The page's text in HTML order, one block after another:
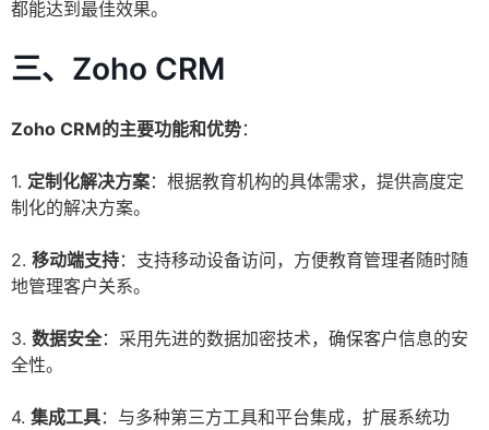
都能达到最佳效果。
三、Zoho CRM
Zoho CRM的主要功能和优势：
1. 定制化解决方案：根据教育机构的具体需求，提供高度定
制化的解决方案。
2. 移动端支持：支持移动设备访问，方便教育管理者随时随
地管理客户关系。
3. 数据安全：采用先进的数据加密技术，确保客户信息的安
全性。
4. 集成工具：与多种第三方工具和平台集成，扩展系统功